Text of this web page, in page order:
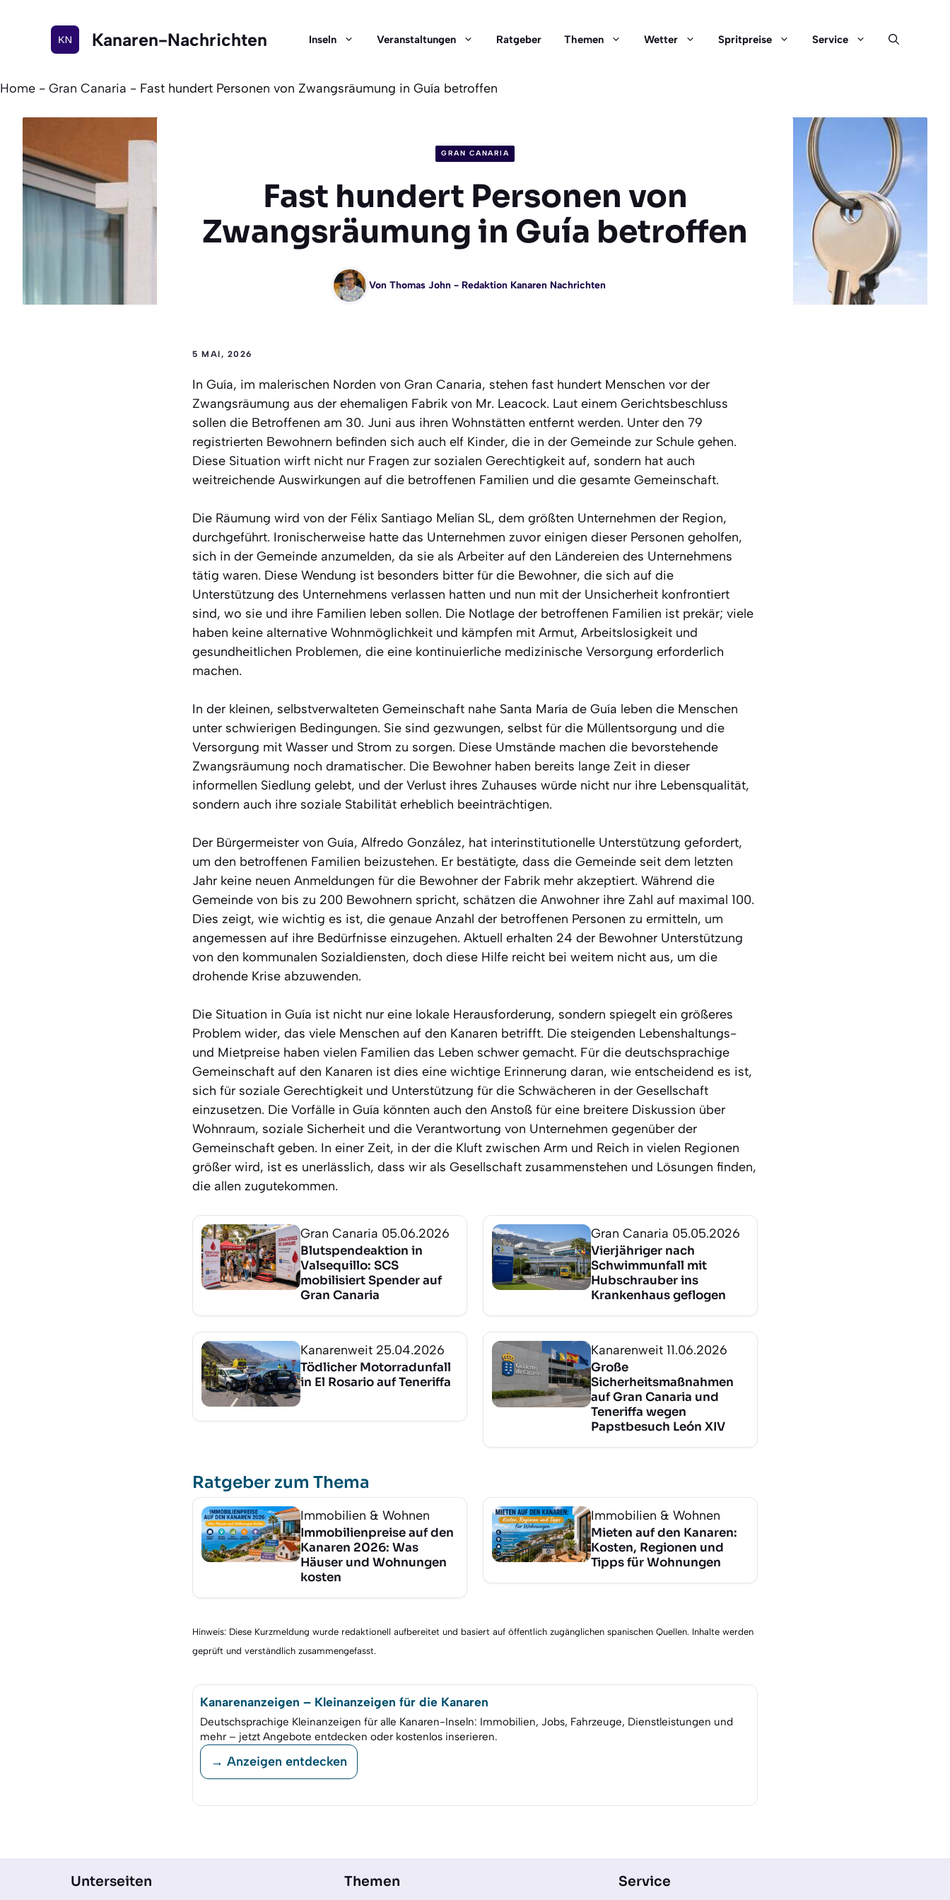
Kanaren-Nachrichten Inseln Veranstaltungen Ratgeber Themen Wetter Spritpreise Service
Home - Gran Canaria - Fast hundert Personen von Zwangsräumung in Guía betroffen
GRAN CANARIA
Fast hundert Personen von
Zwangsräumung in Guía betroffen
Von Thomas John- Redaktion Kanaren Nachrichten
5 MAI, 2026
In Guía, im malerischen Norden von Gran Canaria, stehen fast hundert Menschen vor der
Zwangsräumung aus der ehemaligen Fabrik von Mr. Leacock. Laut einem Gerichtsbeschluss
sollen die Betroffenen am 30. Juni aus ihren Wohnstätten entfernt werden. Unter den 79
registrierten Bewohnern befinden sich auch elf Kinder, die in der Gemeinde zur Schule gehen.
Diese Situation wirft nicht nur Fragen zur sozialen Gerechtigkeit auf, sondern hat auch
weitreichende Auswirkungen auf die betroffenen Familien und die gesamte Gemeinschaft.
Die Räumung wird von der Félix Santiago Melían SL, dem größten Unternehmen der Region,
durchgeführt. Ironischerweise hatte das Unternehmen zuvor einigen dieser Personen geholfen,
sich in der Gemeinde anzumelden, da sie als Arbeiter auf den Ländereien des Unternehmens
tätig waren. Diese Wendung ist besonders bitter für die Bewohner, die sich auf die
Unterstützung des Unternehmens verlassen hatten und nun mit der Unsicherheit konfrontiert
sind, wo sie und ihre Familien leben sollen. Die Notlage der betroffenen Familien ist prekär; viele
haben keine alternative Wohnmöglichkeit und kämpfen mit Armut, Arbeitslosigkeit und
gesundheitlichen Problemen, die eine kontinuierliche medizinische Versorgung erforderlich
machen.
In der kleinen, selbstverwalteten Gemeinschaft nahe Santa María de Guía leben die Menschen
unter schwierigen Bedingungen. Sie sind gezwungen, selbst für die Müllentsorgung und die
Versorgung mit Wasser und Strom zu sorgen. Diese Umstände machen die bevorstehende
Zwangsräumung noch dramatischer. Die Bewohner haben bereits lange Zeit in dieser
informellen Siedlung gelebt, und der Verlust ihres Zuhauses würde nicht nur ihre Lebensqualität,
sondern auch ihre soziale Stabilität erheblich beeinträchtigen.
Der Bürgermeister von Guía, Alfredo González, hat interinstitutionelle Unterstützung gefordert,
um den betroffenen Familien beizustehen. Er bestätigte, dass die Gemeinde seit dem letzten
Jahr keine neuen Anmeldungen für die Bewohner der Fabrik mehr akzeptiert. Während die
Gemeinde von bis zu 200 Bewohnern spricht, schätzen die Anwohner ihre Zahl auf maximal 100.
Dies zeigt, wie wichtig es ist, die genaue Anzahl der betroffenen Personen zu ermitteln, um
angemessen auf ihre Bedürfnisse einzugehen. Aktuell erhalten 24 der Bewohner Unterstützung
von den kommunalen Sozialdiensten, doch diese Hilfe reicht bei weitem nicht aus, um die
drohende Krise abzuwenden.
Die Situation in Guía ist nicht nur eine lokale Herausforderung, sondern spiegelt ein größeres
Problem wider, das viele Menschen auf den Kanaren betrifft. Die steigenden Lebenshaltungs-
und Mietpreise haben vielen Familien das Leben schwer gemacht. Für die deutschsprachige
Gemeinschaft auf den Kanaren ist dies eine wichtige Erinnerung daran, wie entscheidend es ist,
sich für soziale Gerechtigkeit und Unterstützung für die Schwächeren in der Gesellschaft
einzusetzen. Die Vorfälle in Guía könnten auch den Anstoß für eine breitere Diskussion über
Wohnraum, soziale Sicherheit und die Verantwortung von Unternehmen gegenüber der
Gemeinschaft geben. In einer Zeit, in der die Kluft zwischen Arm und Reich in vielen Regionen
größer wird, ist es unerlässlich, dass wir als Gesellschaft zusammenstehen und Lösungen finden,
die allen zugutekommen.
Gran Canaria 05.06.2026
Blutspendeaktion in
Valsequillo: SCS
mobilisiert Spender auf
Gran Canaria
Gran Canaria 05.05.2026
Vierjähriger nach
Schwimmunfall mit
Hubschrauber ins
Krankenhaus geflogen
Kanarenweit 25.04.2026
Tödlicher Motorradunfall
in El Rosario auf Teneriffa
Kanarenweit 11.06.2026
Große
Sicherheitsmaßnahmen
auf Gran Canaria und
Teneriffa wegen
Papstbesuch León XIV
Ratgeber zum Thema
Immobilien & Wohnen
Immobilienpreise auf den
Kanaren 2026: Was
Häuser und Wohnungen
kosten
Immobilien & Wohnen
Mieten auf den Kanaren:
Kosten, Regionen und
Tipps für Wohnungen
Hinweis: Diese Kurzmeldung wurde redaktionell aufbereitet und basiert auf öffentlich zugänglichen spanischen Quellen. Inhalte werden
geprüft und verständlich zusammengefasst.
Kanarenanzeigen – Kleinanzeigen für die Kanaren
Deutschsprachige Kleinanzeigen für alle Kanaren-Inseln: Immobilien, Jobs, Fahrzeuge, Dienstleistungen und
mehr – jetzt Angebote entdecken oder kostenlos inserieren.
→ Anzeigen entdecken
Unterseiten Themen Service